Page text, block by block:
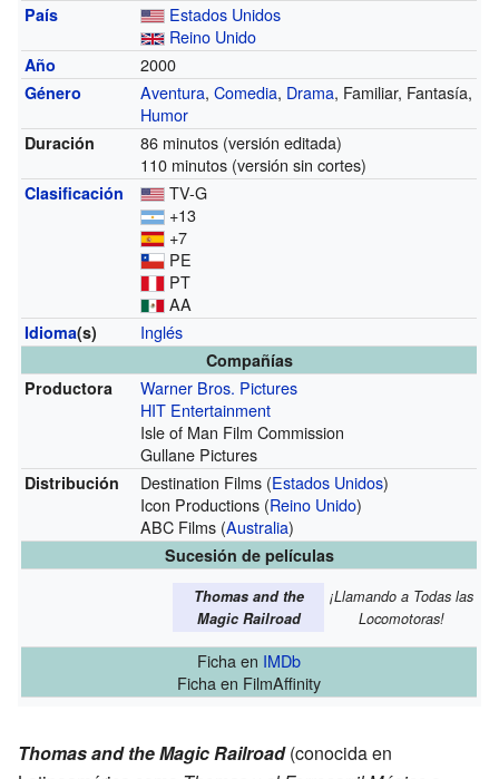
País
Estados Unidos
Reino Unido
Año 2000
Género Aventura,Comedia, Drama, Familiar, Fantasía,
Humor
Duración
86 minutos (versión editada)
110 minutos (versión sin cortes)
Clasificación
TV-G
+13
+7
PE
PT
AA
Idioma(s) Inglés
Compañías
Productora
Warner Bros. Pictures
HIT Entertainment
Isle of Man Film Commission
Gullane Pictures
Distribución Destination Films (Estados Unidos)
Icon Productions (Reino Unido)
ABC Films (Australia)
Sucesión de películas
Thomas and the
Magic Railroad
¡Llamando a Todas las
Locomotoras!
Ficha en IMDb
Ficha en FilmAffinity
Thomas and the Magic Railroad(conocida en